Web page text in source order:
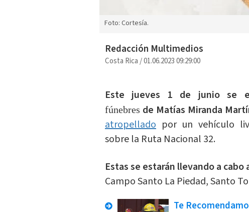
Foto: Cortesía.
Redacción Multimedios
Costa Rica/01.06.2023 09:29:00
Este jueves 1 de junio se
fúnebres de Matías Miranda
atropelladopor un vehículo
sobre la Ruta Nacional 32.
Estas se estarán llevando a
Campo Santo La Piedad, Santo
Te